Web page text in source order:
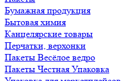
Бумажная продукция
Бытовая химия
Канцелярские товары
Перчатки, верхонки
Пакеты Весёлое ведро
Пакеты Честная Упаковка